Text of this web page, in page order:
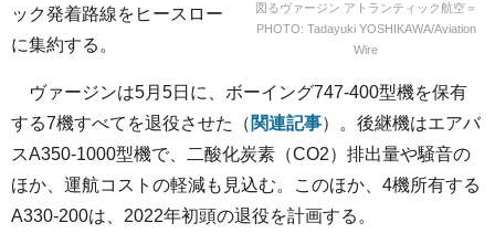
図るヴァージン アトランティック航空＝
PHOTO: Tadayuki YOSHIKAWA/Aviation
Wire
ック発着路線をヒースロー
に集約する。
ヴァージンは5月5日に、ボーイング747-400型機を保有
する7機すべてを退役させた（ 関連記事）。後継機はエアバ
スA350-1000型機で、二酸化炭素（CO2）排出量や騒音の
ほか、運航コストの軽減も見込む。このほか、4機所有する
A330-200は、2022年初頭の退役を計画する。